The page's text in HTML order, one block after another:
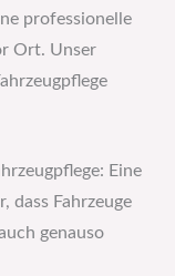
professionelle
Ort. Unser
Eine
dass Fahrzeuge
genauso